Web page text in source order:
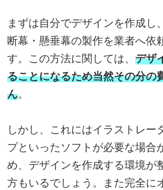
まずは自分でデザインを作成し
断幕・懸垂幕の製作を業者へ依
す。この方法に関しては、 デザ
ることになるため当然その分の
ん。
しかし、これにはイラストレー
プといったソフトが必要な場合
め、デザインを作成する環境が
方もいるでしょう。また完全に